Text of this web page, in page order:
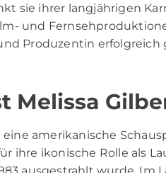
sie ihrer langjährigen
und
Produzentin
Melissa
amerikanische
ihre ikonische Rolle als